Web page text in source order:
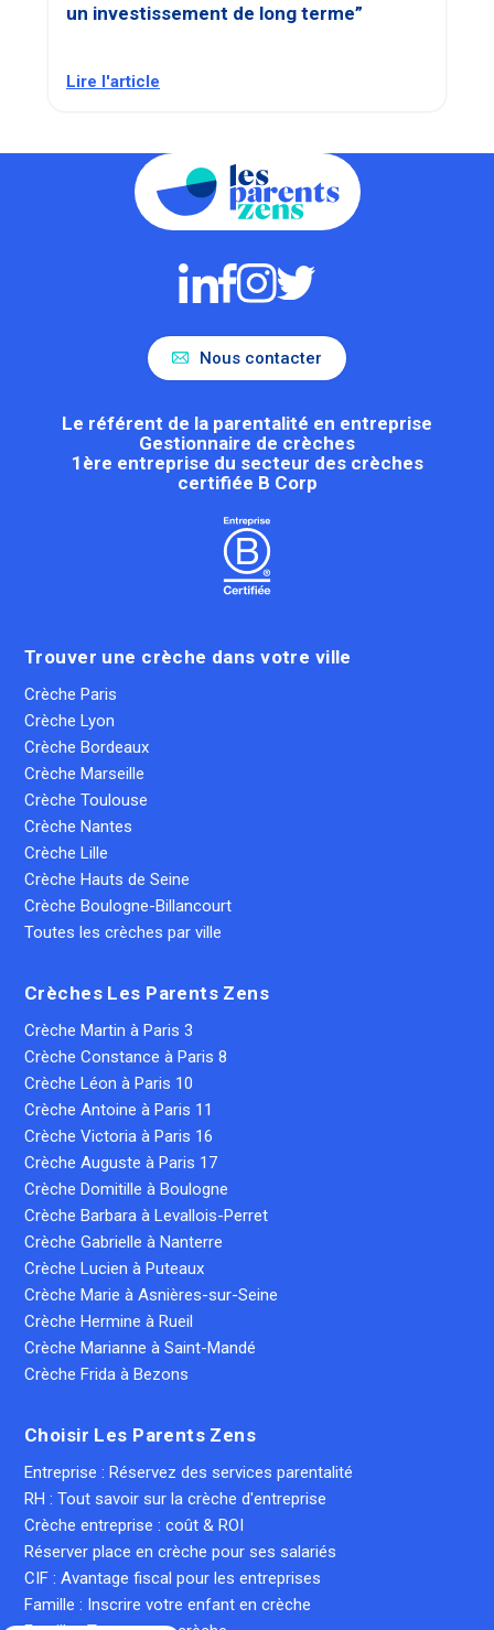
un investissement de long terme”
Lire l'article
Nous contacter
Le référent de la parentalité en entreprise
Gestionnaire de crèches
1ère entreprise du secteur des crèches
certifiée B Corp
Trouver une crèche dans votre ville
Crèche Paris
Crèche Lyon
Crèche Bordeaux
Crèche Marseille
Crèche Toulouse
Crèche Nantes
Crèche Lille
Crèche Hauts de Seine
Crèche Boulogne-Billancourt
Toutes les crèches par ville
Crèches Les Parents Zens
Crèche Martin à Paris 3
Crèche Constance à Paris 8
Crèche Léon à Paris 10
Crèche Antoine à Paris 11
Crèche Victoria à Paris 16
Crèche Auguste à Paris 17
Crèche Domitille à Boulogne
Crèche Barbara à Levallois-Perret
Crèche Gabrielle à Nanterre
Crèche Lucien à Puteaux
Crèche Marie à Asnières-sur-Seine
Crèche Hermine à Rueil
Crèche Marianne à Saint-Mandé
Crèche Frida à Bezons
Choisir Les Parents Zens
Entreprise : Réservez des services parentalité
RH : Tout savoir sur la crèche d'entreprise
Crèche entreprise : coût & ROI
Réserver place en crèche pour ses salariés
CIF : Avantage fiscal pour les entreprises
Famille : Inscrire votre enfant en crèche